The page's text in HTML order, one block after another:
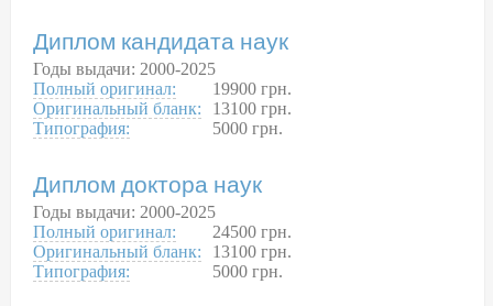
Диплом кандидата наук
Годы выдачи: 2000-2025
Полный оригинал:
Оригинальный бланк:
Типография:
19900 грн.
13100 грн.
5000 грн.
Диплом доктора наук
Годы выдачи: 2000-2025
Полный оригинал:
Оригинальный бланк:
Типография:
24500 грн.
13100 грн.
5000 грн.